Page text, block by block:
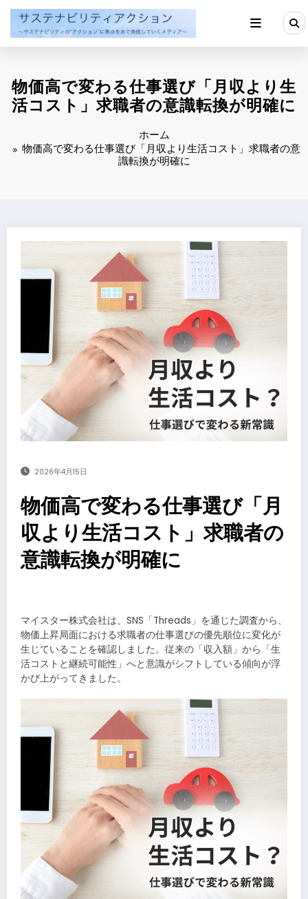
ン
物価高で変わる仕事選び「月収より生
活コスト」求職者の意識転換が明確に
ホーム
物価高で変わる仕事選び「月収より生活コスト」求職者の意
識転換が明確に
2026年4月15日
物価高で変わる仕事選び「月
収より生活コスト」求職者の
意識転換が明確に
マイスター株式会社は、SNS「Threads」を通じた調査から、
物価上昇局面における求職者の仕事選びの優先順位に変化が
生じていることを確認しました。従来の「収入額」から「生
活コストと継続可能性」へと意識がシフトしている傾向が浮
かび上がってきました。